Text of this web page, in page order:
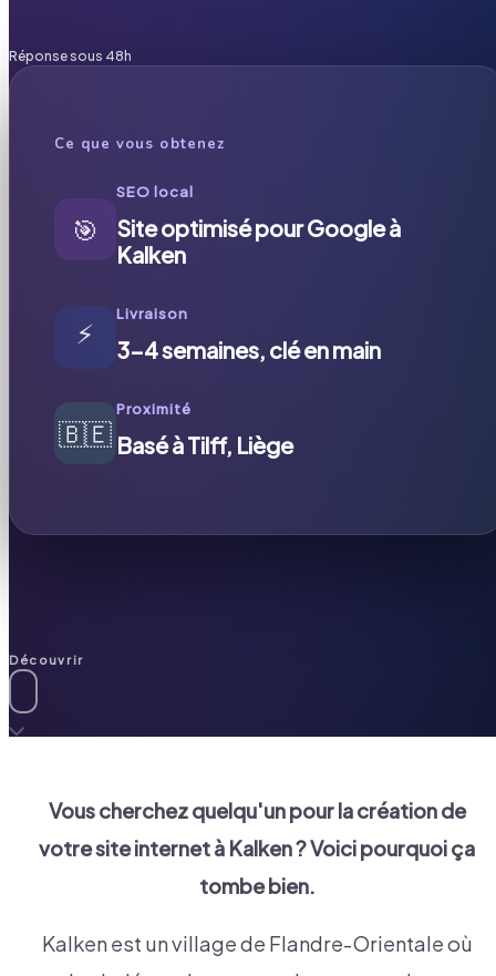
Réponse sous 48h
Ce que vous obtenez
🎯
SEO local
Site optimisé pour Google à
Kalken
⚡
Livraison
3-4 semaines, clé en main
🇧🇪
Proximité
Basé à Tilff, Liège
Découvrir
Vous cherchez quelqu'un pour la création de
votre site internet à Kalken? Voici pourquoi ça
tombe bien.
Kalken est un village de Flandre-Orientale où